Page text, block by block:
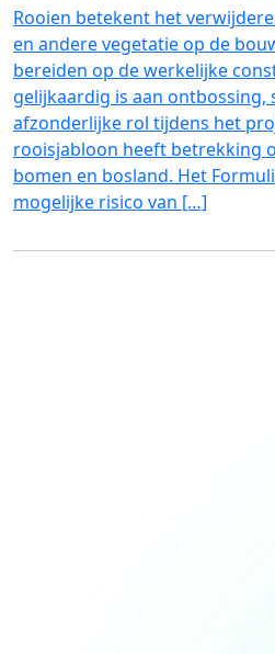
Rooien betekent het
en andere vegetatie op de
bereiden op de werkelijke
gelijkaardig is aan ontbossing,
afzonderlijke rol tijdens het
rooisjabloon heeft betrekking
bomen en bosland. Het
mogelijke risico van […]